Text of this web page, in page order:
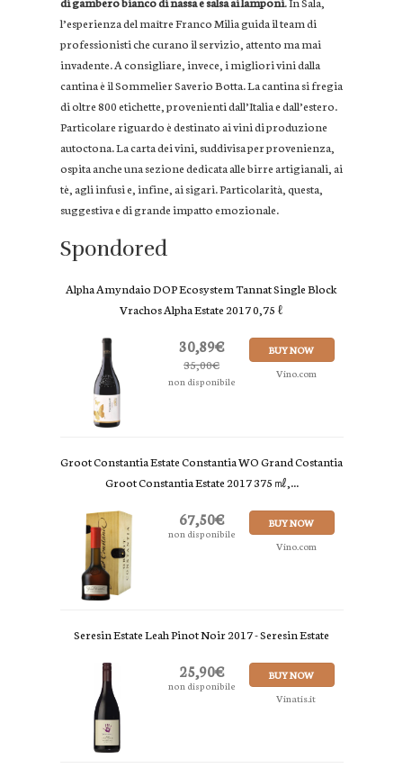
l’esperienza del maître Franco Milia guida il team di
professionisti che curano il servizio, attento ma mai
invadente. A consigliare, invece, i migliori vini dalla
cantina è il Sommelier Saverio Botta. La cantina si fregia
di oltre 800 etichette, provenienti dall’Italia e dall’estero.
Particolare riguardo è destinato ai vini di produzione
autoctona. La carta dei vini, suddivisa per provenienza,
ospita anche una sezione dedicata alle birre artigianali, ai
tè, agli infusi e, infine, ai sigari. Particolarità, questa,
suggestiva e di grande impatto emozionale.
Spondored
Alpha Amyndaio DOP Ecosystem Tannat Single Block
Vrachos Alpha Estate 2017 0,75 ℓ
30,89€
35,00€
non disponibile
BUY NOW
Vino.com
Groot Constantia Estate Constantia WO Grand Costantia
Groot Constantia Estate 2017 375 ㎖,...
67,50€
non disponibile
BUY NOW
Vino.com
Seresin Estate Leah Pinot Noir 2017 - Seresin Estate
25,90€
non disponibile
BUY NOW
Vinatis.it